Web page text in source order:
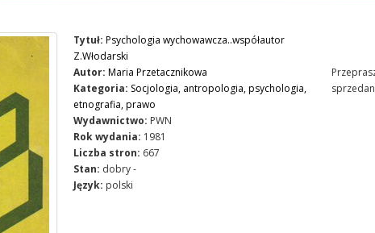
Tytuł: Psychologia wychowawcza..współautor
Z.Włodarski
Autor: Maria Przetacznikowa
Kategoria: Socjologia, antropologia, psychologia,
etnografia, prawo
Wydawnictwo: PWN
Rok wydania: 1981
Liczba stron: 667
Stan: dobry -
Język: polski